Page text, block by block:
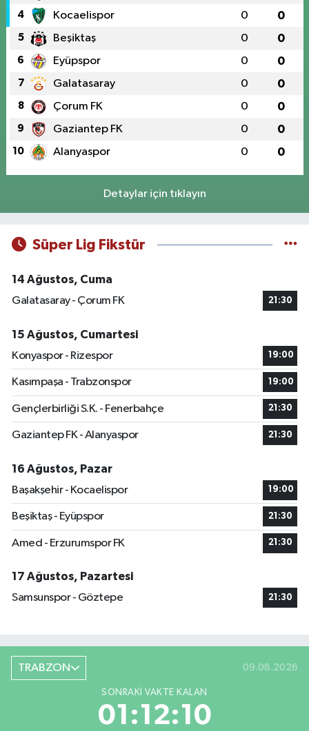
4 Kocaelispor 0 0
5 Beşiktaş 0 0
6 Eyüpspor 0 0
7 Galatasaray 0 0
8 Çorum FK 0 0
9 Gaziantep FK 0 0
10 Alanyaspor 0 0
Detaylar için tıklayın
Süper Lig Fikstür
14 Ağustos, Cuma
Galatasaray - Çorum FK
21:30
15 Ağustos, Cumartesi
Konyaspor - Rizespor
19:00
Kasımpaşa - Trabzonspor 19:00
Gençlerbirliği S.K. - Fenerbahçe 21:30
Gaziantep FK - Alanyaspor 21:30
16 Ağustos, Pazar
Başakşehir - Kocaelispor
19:00
Beşiktaş - Eyüpspor 21:30
Amed - Erzurumspor FK 21:30
17 Ağustos, Pazartesi
Samsunspor - Göztepe
21:30
TRABZON 09.08.2026
SONRAKI VAKTE KALAN
01:12:09